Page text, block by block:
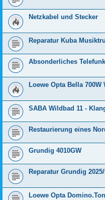
Netzkabel und Stecker
Reparatur Kuba
Absonderliches
Loewe Opta Bella
SABA Wildbad 11 -
Restaurierung eines
Grundig 4010GW
Reparatur Grundig
Loewe Opta